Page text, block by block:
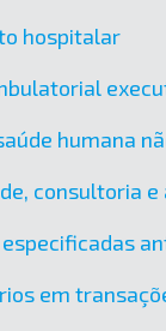
hospitalar
humana
consultoria
em